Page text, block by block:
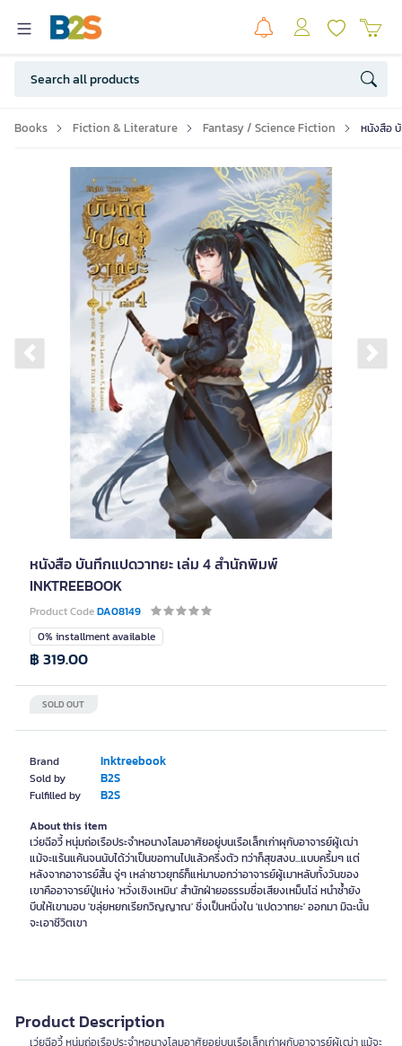
Books Fiction & Literature Fantasy / Science Fiction หนังสือ
Previous slide
หนังสือ บันทึกแปดวาทยะ เล่ม 4 สำนักพิมพ์
INKTREEBOOK
Product CodeDA08149
Brand Inktreebook
Sold by B2S
Fulfilled by B2S
0% installment available
SOLD OUT
฿ 319.00
About this item
เว่ยฉีอวี้ หนุ่มถ่อเรือประจำหอนางโลมอาศัยอยู่บนเรือเล็กเก่าผุกับอาจารย์ผู้เฒ่า
แม้จะแร้นแค้นจนนับได้ว่าเป็นขอทานไปแล้วครึ่งตัว ทว่าก็สุขสงบ...แบบครึ้มๆ แต่
หลังจากอาจารย์สิ้น จู่ๆ เหล่าชาวยุทธ์ก็แห่มาบอกว่าอาจารย์ผู้เมาหลับทั้งวันของ
เขาคืออาจารย์ปู่แห่ง 'หวั่งเซิงเหมิน' สำนักฝ่ายอธรรมชื่อเสียงเหม็นโฉ่ หนำซ้ำยัง
บีบให้เขามอบ 'ขลุ่ยหยกเรียกวิญญาณ' ซึ่งเป็นหนึ่งใน 'แปดวาทยะ' ออกมา มิฉะนั้น
จะเอาชีวิตเขา
Product Description
เว่ยฉีอวี้ หนุ่มถ่อเรือประจำหอนางโลมอาศัยอยู่บนเรือเล็กเก่าผุกับอาจารย์ผู้เฒ่า แม้จะ